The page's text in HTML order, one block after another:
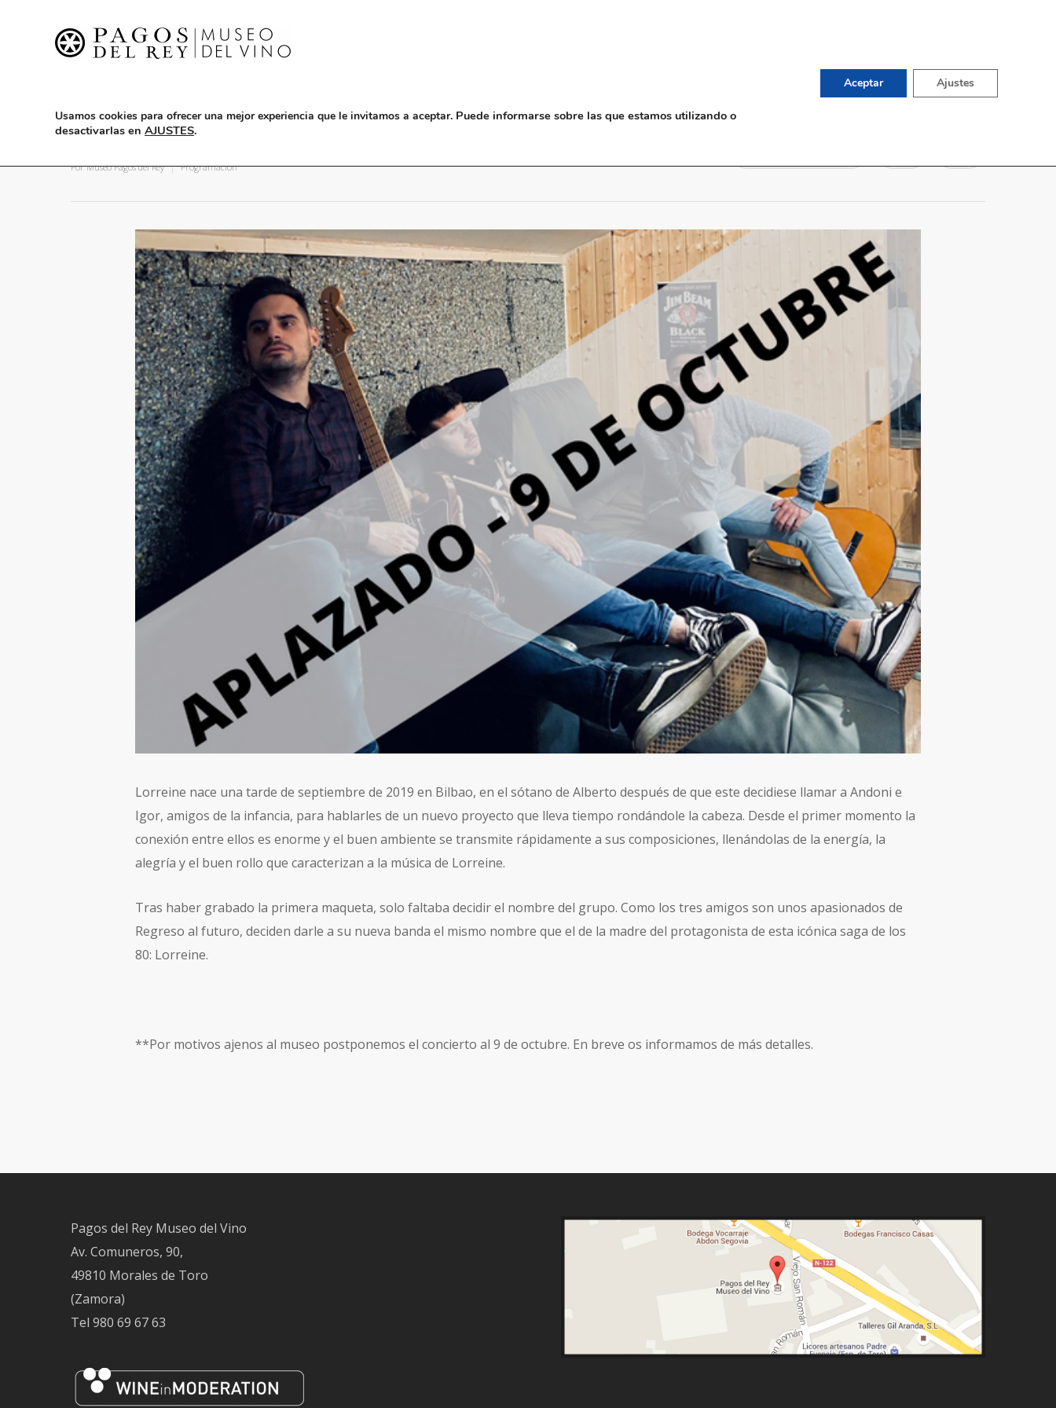
TIENDA DE VINOS
Lorreine: 9 de octubre en concierto
PorMuseo Pagos del Rey Programación
Lorreine nace una tarde de septiembre de 2019 en Bilbao, en el sótano de Alberto después de que este decidiese llamar a Andoni e
Igor, amigos de la infancia, para hablarles de un nuevo proyecto que lleva tiempo rondándole la cabeza. Desde el primer momento la
conexión entre ellos es enorme y el buen ambiente se transmite rápidamente a sus composiciones, llenándolas de la energía, la
alegría y el buen rollo que caracterizan a la música de Lorreine.
Tras haber grabado la primera maqueta, solo faltaba decidir el nombre del grupo. Como los tres amigos son unos apasionados de
Regreso al futuro, deciden darle a su nueva banda el mismo nombre que el de la madre del protagonista de esta icónica saga de los
80: Lorreine.
**Por motivos ajenos al museo postponemos el concierto al 9 de octubre. En breve os informamos de más detalles.
Pagos del Rey Museo del Vino
Av. Comuneros, 90,
49810 Morales de Toro
(Zamora)
Tel 980 69 67 63
Usamos cookies para ofrecer una mejor experiencia que le invitamos a aceptar. Puede informarse sobre las que estamos utilizando o
desactivarlas en AJUSTES.
Aceptar Ajustes